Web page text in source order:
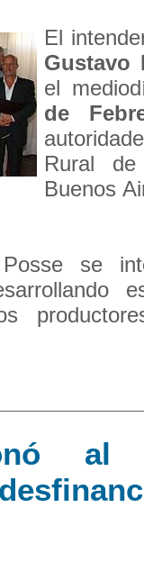
El
Gustavo
el
de
Rural
Buenos
se
al